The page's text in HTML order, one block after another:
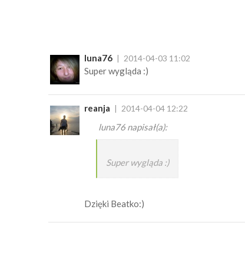
luna76 2014-04-03 11:02
Super wygląda :)
reanja 2014-04-04 12:22
luna76 napisał(a):
Super wygląda :)
Dzięki Beatko:)